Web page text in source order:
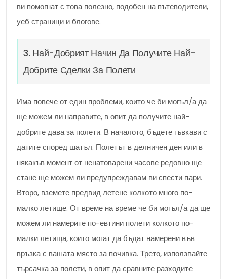
ви помогнат с това полезно, подобен на пътеводители,
уеб страници и блогове.
3. Най-Добрият Начин Да Получите Най-
Добрите Сделки За Полети
Има повече от един проблеми, които че би могъл/а да
ще можем ли направите, в опит да получите най-
добрите дава за полети. В началото, бъдете гъвкави с
датите според шатъл. Полетът в делничен ден или в
някакъв момент от ненатоварени часове редовно ще
стане ще можем ли предупреждавам ви спести пари.
Второ, вземете предвид летене колкото много по-
малко летище. От време на време че би могъл/а да ще
можем ли намерите по-евтини полети колкото по-
малки летища, които могат да бъдат намерени във
връзка с вашата място за почивка. Трето, използвайте
търсачка за полети, в опит да сравните разходите